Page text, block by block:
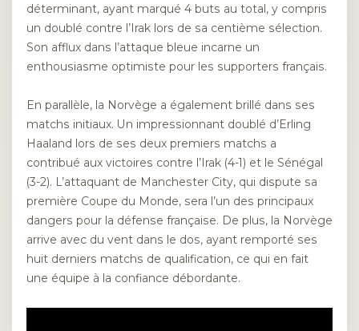
déterminant, ayant marqué 4 buts au total, y compris
un doublé contre l’Irak lors de sa centième sélection.
Son afflux dans l’attaque bleue incarne un
enthousiasme optimiste pour les supporters français.
En parallèle, la Norvège a également brillé dans ses
matchs initiaux. Un impressionnant doublé d’Erling
Haaland lors de ses deux premiers matchs a
contribué aux victoires contre l’Irak (4-1) et le Sénégal
(3-2). L’attaquant de Manchester City, qui dispute sa
première Coupe du Monde, sera l’un des principaux
dangers pour la défense française. De plus, la Norvège
arrive avec du vent dans le dos, ayant remporté ses
huit derniers matchs de qualification, ce qui en fait
une équipe à la confiance débordante.